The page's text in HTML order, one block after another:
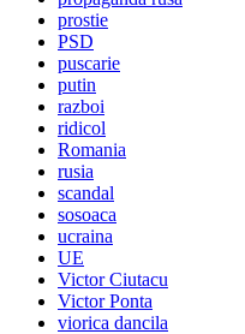
prostie
PSD
puscarie
putin
razboi
ridicol
Romania
rusia
scandal
sosoaca
ucraina
UE
Victor Ciutacu
Victor Ponta
viorica dancila